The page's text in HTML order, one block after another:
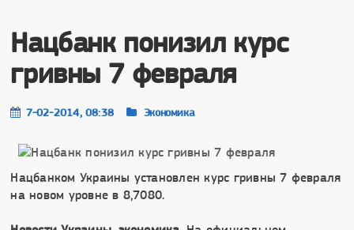
Нацбанк понизил курс
гривны 7 февраля
7-02-2014, 08:38 Экономика
Нацбанком Украины установлен курс гривны 7 февраля
на новом уровне в 8,7080.